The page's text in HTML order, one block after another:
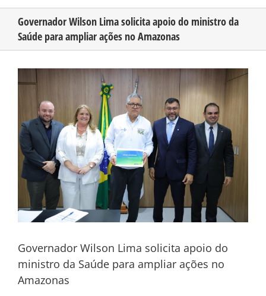
CONHEÇA O AMAZONAS
PUBLICIDADE
CONTATO
Governador Wilson Lima solicita apoio do ministro da
Saúde para ampliar ações no Amazonas
Larger
Governador Wilson Lima solicita apoio do
ministro da Saúde para ampliar ações no
Amazonas